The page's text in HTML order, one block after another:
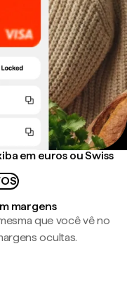
em euros ou Swiss
margens
que você vê no
ocultas.